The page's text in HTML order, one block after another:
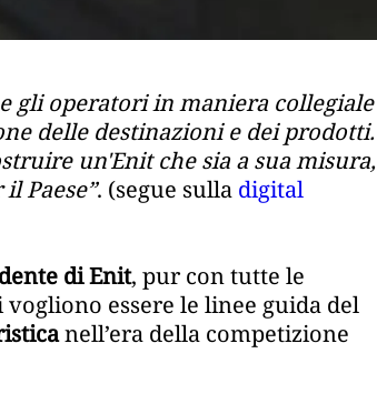
gli operatori in maniera collegiale
delle destinazioni e dei prodotti.
un'Enit che sia a sua misura,
Paese”. (segue sulla digital
di Enit, pur con tutte le
essere le linee guida del
nell’era della competizione